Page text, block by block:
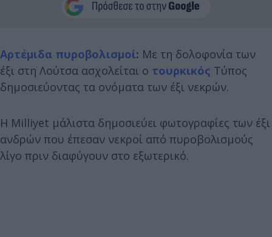
Αρτέμιδα πυροβολισμοί: Με τη δολοφονία των
έξι στη Λούτσα ασχολείται ο τουρκικός Τύπος
δημοσιεύοντας τα ονόματα των έξι νεκρών.
Η Milliyet μάλιστα δημοσιεύει φωτογραφίες των έξι
ανδρών που έπεσαν νεκροί από πυροβολισμούς
λίγο πριν διαφύγουν στο εξωτερικό.